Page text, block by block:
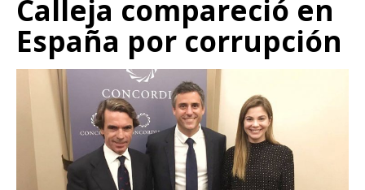
Calleja compareció en
España por corrupción